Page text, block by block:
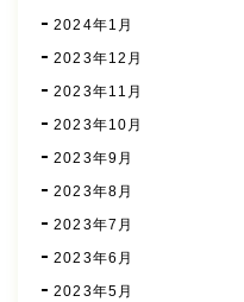
2024年1月
2023年12月
2023年11月
2023年10月
2023年9月
2023年8月
2023年7月
2023年6月
2023年5月